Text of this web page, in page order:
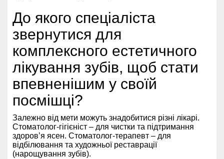
До якого спеціаліста
звернутися для
комплексного естетичного
лікування зубів, щоб стати
впевненішим у своїй
посмішці?
Залежно від мети можуть знадобитися різні лікарі.
Стоматолог-гігієніст – для чистки та підтримання
здоров’я ясен. Стоматолог-терапевт – для
відбілювання та художньої реставрації
(нарощування зубів).